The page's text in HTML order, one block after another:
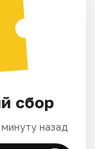
сбор
назад